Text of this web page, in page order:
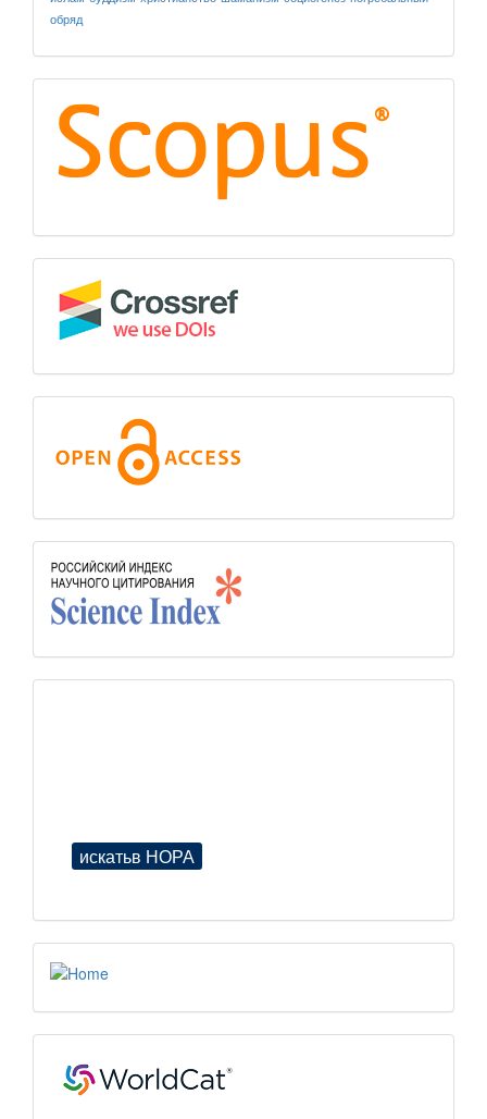
обряд